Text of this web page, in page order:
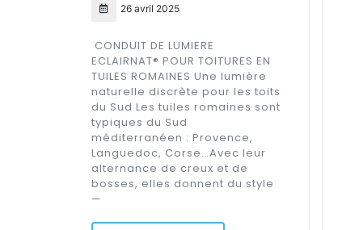
26 avril 2025
CONDUIT DE LUMIERE
ECLAIRNAT® POUR TOITURES EN
TUILES ROMAINES Une lumière
naturelle discrète pour les toits
du Sud Les tuiles romaines sont
typiques du Sud
méditerranéen : Provence,
Languedoc, Corse…Avec leur
alternance de creux et de
bosses, elles donnent du style
—